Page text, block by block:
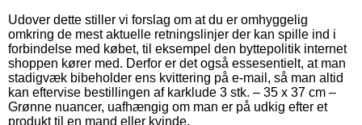
Udover dette stiller vi forslag om at du er omhyggelig
omkring de mest aktuelle retningslinjer der kan spille ind i
forbindelse med købet, til eksempel den byttepolitik internet
shoppen kører med. Derfor er det også essesentielt, at man
stadigvæk bibeholder ens kvittering på e-mail, så man altid
kan eftervise bestillingen af karklude 3 stk. – 35 x 37 cm –
Grønne nuancer, uafhængig om man er på udkig efter et
produkt til en mand eller kvinde.